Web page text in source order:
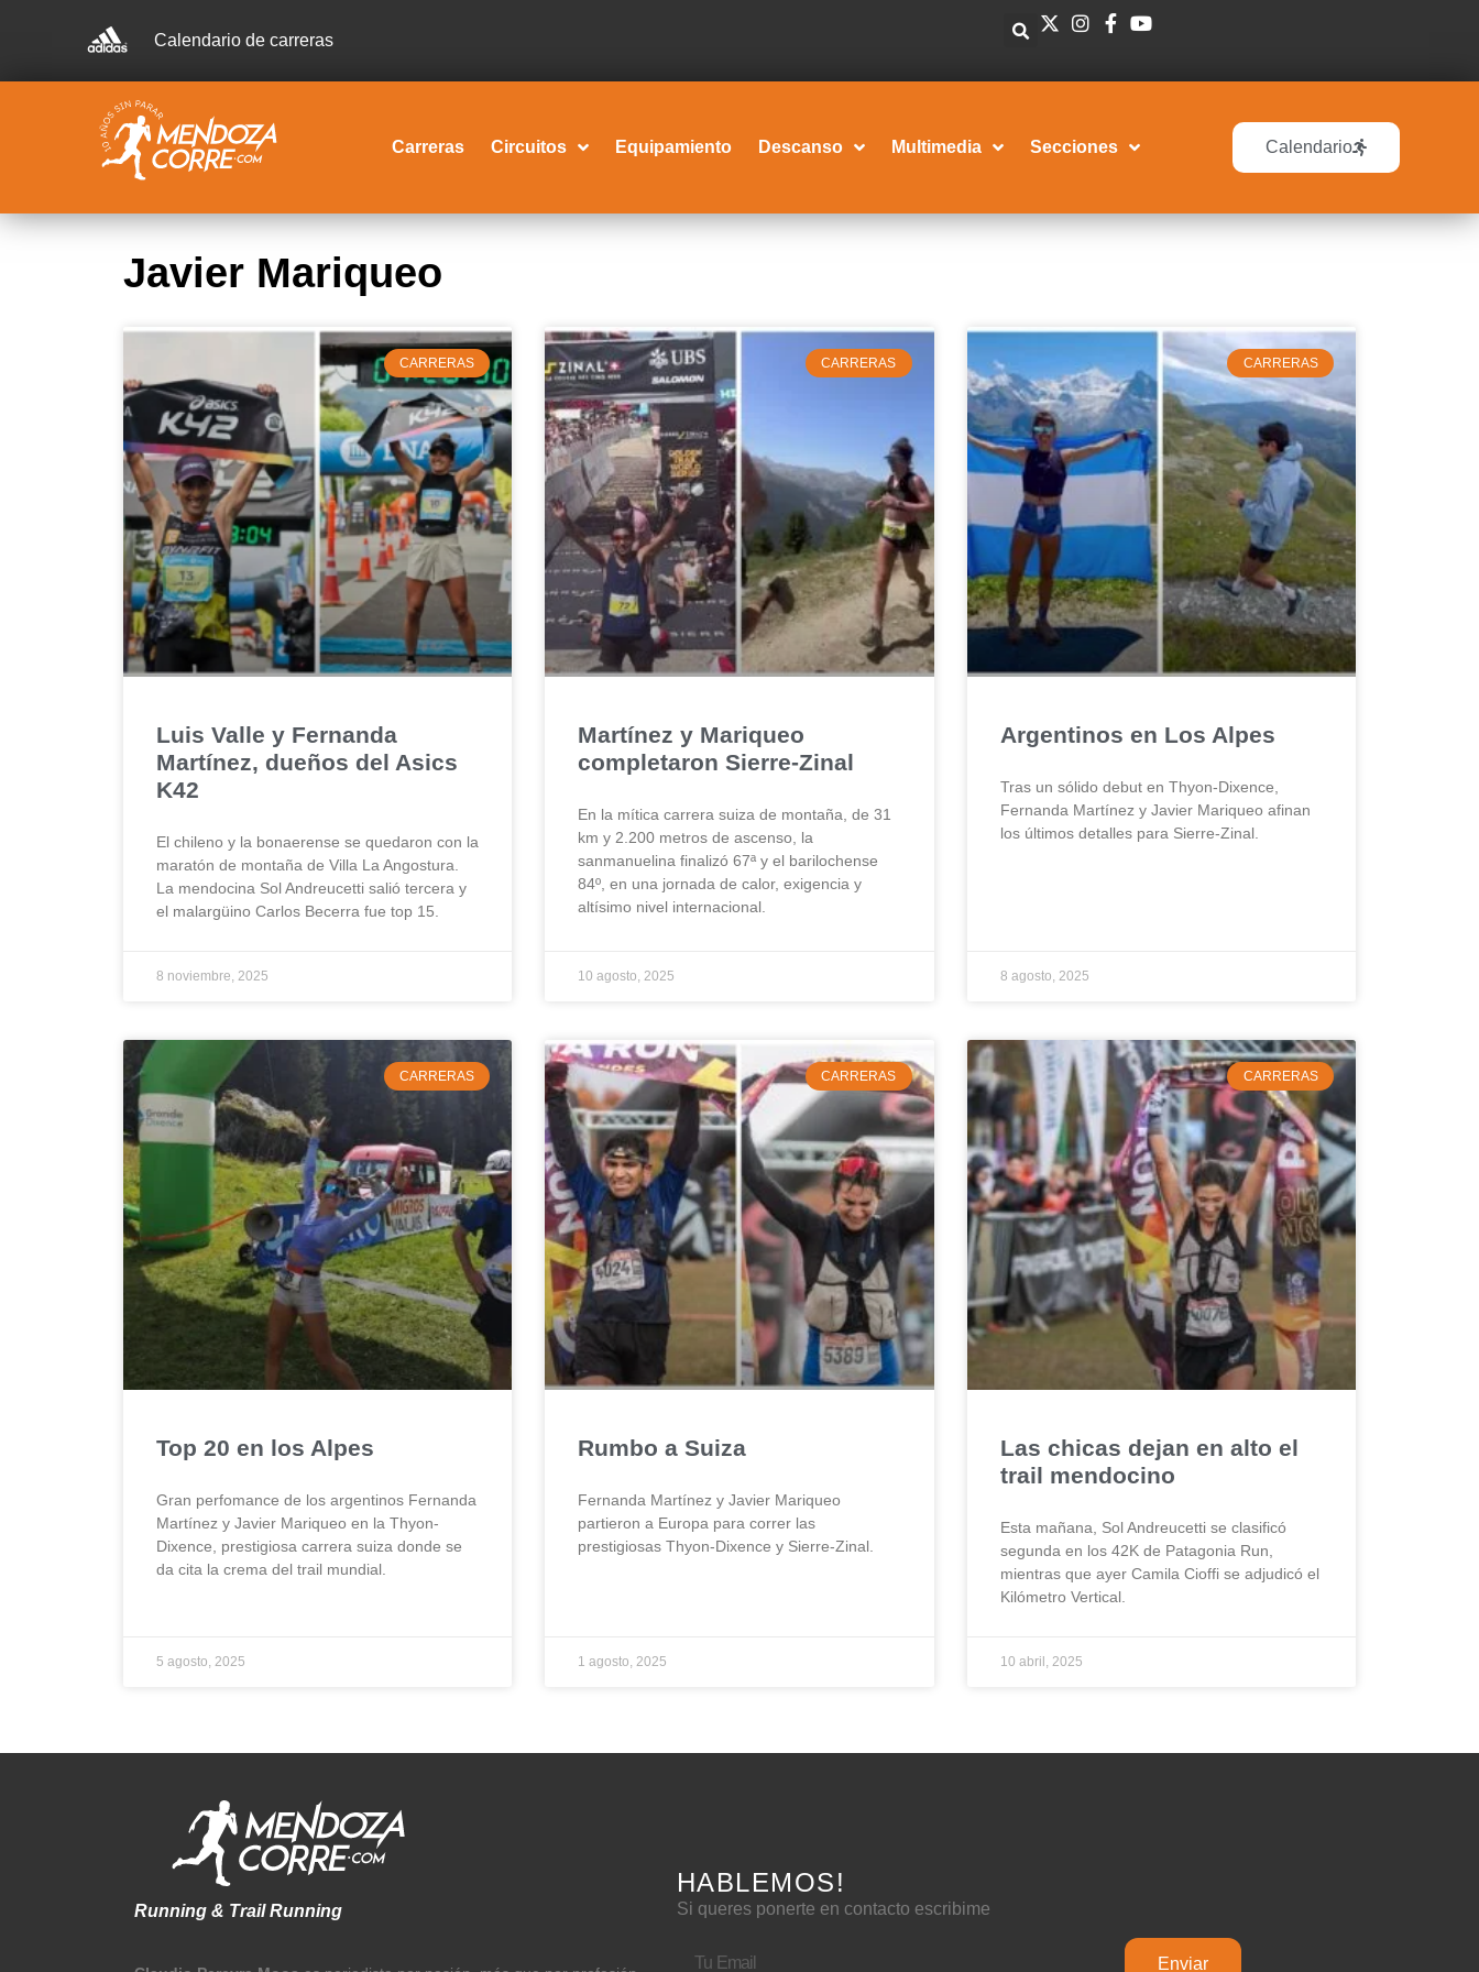
Calendario de carreras
Carreras Circuitos Equipamiento Descanso Multimedia Secciones Calendario
Javier Mariqueo
CARRERAS
Luis Valle y Fernanda
Martínez, dueños del Asics
K42
El chileno y la bonaerense se quedaron con la
maratón de montaña de Villa La Angostura.
La mendocina Sol Andreucetti salió tercera y
el malargüino Carlos Becerra fue top 15.
8 noviembre, 2025
CARRERAS
Martínez y Mariqueo
completaron Sierre-Zinal
En la mítica carrera suiza de montaña, de 31
km y 2.200 metros de ascenso, la
sanmanuelina finalizó 67ª y el barilochense
84º, en una jornada de calor, exigencia y
altísimo nivel internacional.
10 agosto, 2025
CARRERAS
Argentinos en Los Alpes
Tras un sólido debut en Thyon-Dixence,
Fernanda Martínez y Javier Mariqueo afinan
los últimos detalles para Sierre-Zinal.
8 agosto, 2025
CARRERAS
Top 20 en los Alpes
Gran perfomance de los argentinos Fernanda
Martínez y Javier Mariqueo en la Thyon-
Dixence, prestigiosa carrera suiza donde se
da cita la crema del trail mundial.
5 agosto, 2025
CARRERAS
Rumbo a Suiza
Fernanda Martínez y Javier Mariqueo
partieron a Europa para correr las
prestigiosas Thyon-Dixence y Sierre-Zinal.
1 agosto, 2025
CARRERAS
Las chicas dejan en alto el
trail mendocino
Esta mañana, Sol Andreucetti se clasificó
segunda en los 42K de Patagonia Run,
mientras que ayer Camila Cioffi se adjudicó el
Kilómetro Vertical.
10 abril, 2025
Running & Trail Running
HABLEMOS!
Si queres ponerte en contacto escribime
Enviar